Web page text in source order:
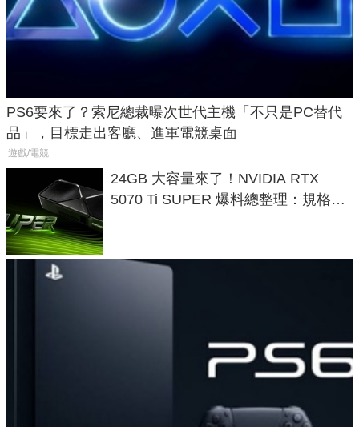
PS6要來了？索尼總裁曝次世代主機「不只是PC替代
品」，目標走出客廳、進軍電競桌面
遊戲/電競
24GB 大容量來了！NVIDIA RTX
5070 Ti SUPER 爆料總整理：規格、